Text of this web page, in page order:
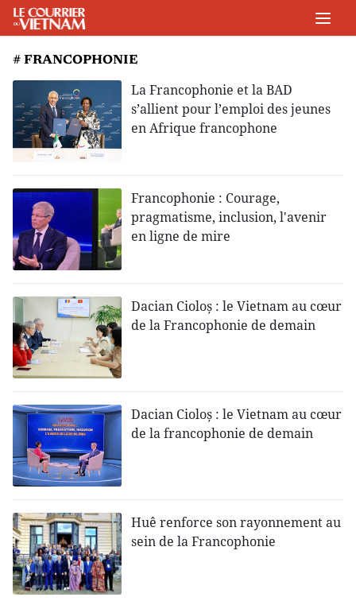
# FRANCOPHONIE
La Francophonie et la BAD
s’allient pour l’emploi des jeunes
en Afrique francophone
Francophonie : Courage,
pragmatisme, inclusion, l'avenir
en ligne de mire
Dacian Cioloș : le Vietnam au cœur
de la Francophonie de demain
Dacian Cioloș : le Vietnam au cœur
de la francophonie de demain
Huê renforce son rayonnement au
sein de la Francophonie